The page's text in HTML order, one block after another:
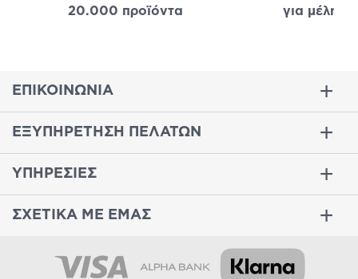
20.000 προϊόντα
για μέλη
ΕΠΙΚΟΙΝΩΝΙΑ
ΕΞΥΠΗΡΕΤΗΣΗ ΠΕΛΑΤΩΝ
ΥΠΗΡΕΣΙΕΣ
ΣΧΕΤΙΚΑ ΜΕ ΕΜΑΣ